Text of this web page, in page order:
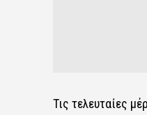
Τις τελευταίες